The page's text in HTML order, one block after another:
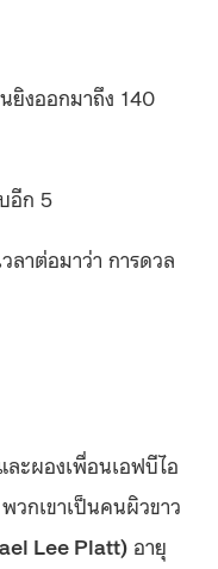
ยิงออกมาถึง 140
อีก 5
ลาต่อมาว่า การดวล
ะผองเพื่อนเอฟบีไอ
วกเขาเป็นคนผิวขาว
Lee Platt) อายุ